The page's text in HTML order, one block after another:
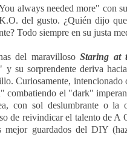
always needed more" con
del gusto. ¿Quién dijo
Todo siempre en su justa
del maravillosoStaring at
su sorprendente deriva
Curiosamente, intencionado
combatiendo el "dark"
con sol deslumbrante o la
de reivindicar el talento de
mejor guardados del DIY